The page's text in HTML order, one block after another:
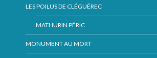
LES POILUS DE CLÉGUÉREC
MATHURIN PÉRIC
MONUMENT AU MORT